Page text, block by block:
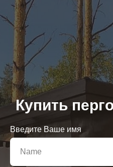
Купить
Введите Ваше имя